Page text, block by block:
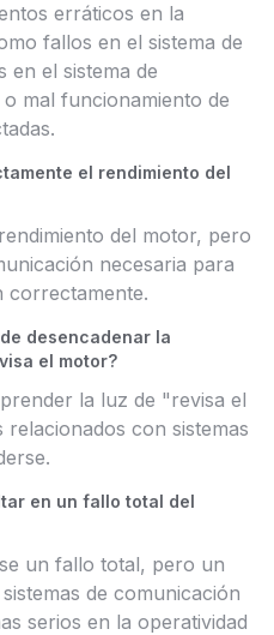
erráticos en la
fallos en el sistema de
en el sistema de
mal funcionamiento de
el rendimiento del
del motor, pero
necesaria para
correctamente.
desencadenar la
el motor?
la luz de "revisa el
con sistemas
en un fallo total del
un fallo total, pero un
de comunicación
serios en la operatividad